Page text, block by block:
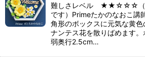
難しさレベル ★★☆☆☆（
です）Primeたかのなおこ講
角形のボックスに元気な黄
ナンテス花を散りばめます
弱奥行2.5cm…